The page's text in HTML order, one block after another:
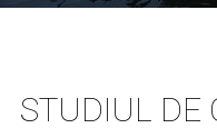
STUDIUL DE